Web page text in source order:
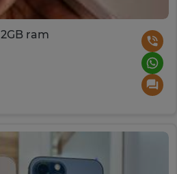
ram